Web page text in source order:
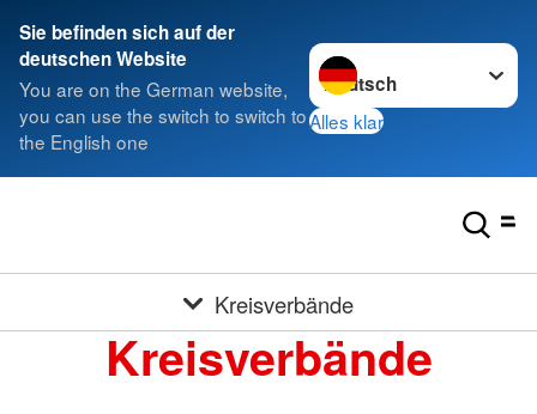
Sie befinden sich auf der
deutschen Website
You are on the German website,
you can use the switch to switch to
the English one
Sprache wechseln zu
Alles klar
Kreisverbände
Kreisverbände